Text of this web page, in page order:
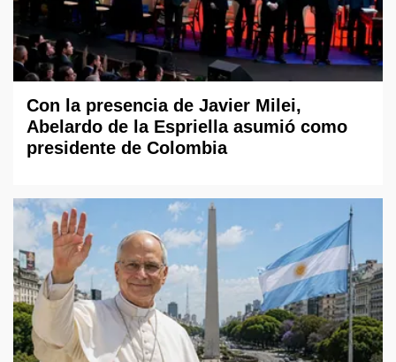
Con la presencia de Javier Milei,
Abelardo de la Espriella asumió como
presidente de Colombia